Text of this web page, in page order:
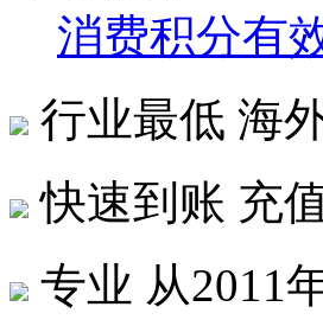
消费积分有
行业最低 海
快速到账 充
专业 从2011